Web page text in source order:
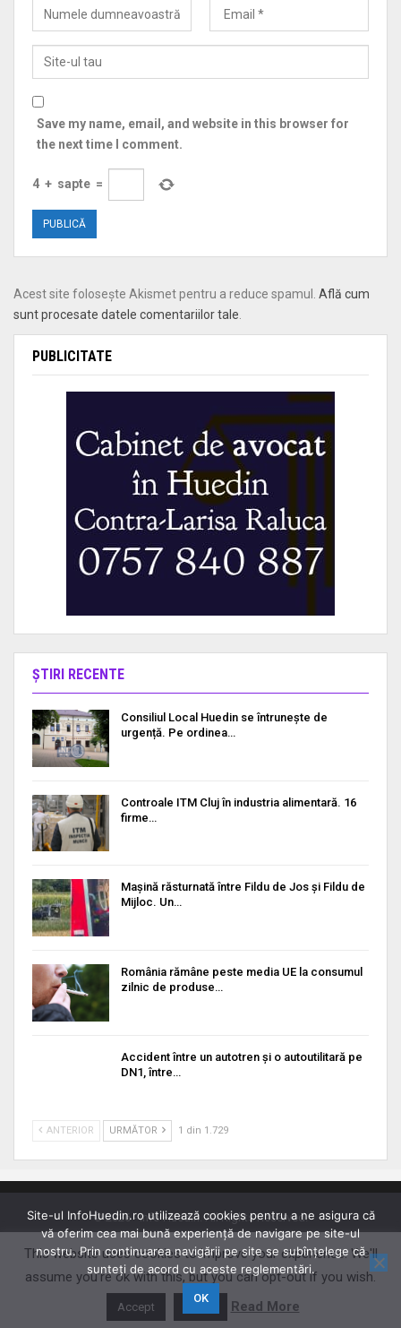
Save my name, email, and website in this browser for
the next time I comment.
4 + sapte =
Acest site folosește Akismet pentru a reduce spamul. Află cum
sunt procesate datele comentariilor tale
PUBLICITATE
ȘTIRI RECENTE
Consiliul Local Huedin se întrunește de
urgență. Pe ordinea…
Controale ITM Cluj în industria alimentară. 16
firme…
Mașină răsturnată între Fildu de Jos și Fildu de
Mijloc. Un…
România rămâne peste media UE la consumul
zilnic de produse…
Accident între un autotren și o autoutilitară pe
DN1, între…
ANTERIOR URMĂTOR 1 din 1.729
© 2026 - Info Huedin. All Rights Reserved.
Website Design:
BetterStudio
This website uses cookies to improve your experience. We'll
assume you're ok with this, but you can opt-out if you wish.
Accept Read More
Site-ul InfoHuedin.ro utilizează cookies pentru a ne asigura că
vă oferim cea mai bună experiență de navigare pe site-ul
nostru. Prin continuarea navigării pe site se subînțelege că
sunteți de acord cu aceste reglementări.
OK